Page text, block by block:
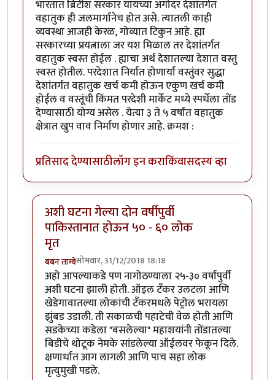
भारतात ब्रिटीश सरकार यायच्या अगोदर देशांतर्गत
वहातुक ही जलमार्गानेच होत असे. त्यातली काही
व्यवस्था आजही केरळ, गोव्यात टिकुन आहे. ह्या
सरकारच्या प्रयत्नाला जर यश मिळाल तर देशांतर्गत
वहातुक स्वस्त होईल . ह्याचा अर्थ देशातल्या देशात वस्तु
स्वस्त होतील. परदेशात निर्यात होणार्या वस्तुंवर सुद्धा
देशांतर्गत वहातुक खर्च कमी होऊन एकुण खर्च कमी
होईल व वस्तूंची किंमत परदेशी मार्केट मध्ये स्पर्धेला तोंड
देण्यासाठी योग्य असेल . येत्या ३ ते ५ वर्षांत वहातुक
क्षेत्रात खुप वाव निर्माण होणार आहे. क्रमश :
प्रतिसाद देण्यासाठीलॉग इन कराकिंवासदस्य व्हा
अशी घटना गेल्या दोन वर्षीपुर्वी
पाकिस्तानात होऊन ५० - ६० लोक
मृत
बबन ताम्बेसोमवार, 31/12/2018 18:18
In reply toउपयोजकbyडँबिस००७
अहो आपल्याकडे पण नागोठण्याला २५-३० वर्षांपुर्वी
अशी घटना झाली होती. ऑइल टँकर उलटला आणि
खेडेगावातल्या लोकांची टँकरमधले पेट्रोल भरायला
झुंबड उडाली. ती सकाळची पहाटेची वेळ होती आणि
सडकेच्या कडेला "बसलेल्या" महाशयांनी तोंडातल्या
बिडीचे थोटूक नेमके सांडलेल्या ऑईलवर फेकून दिले.
क्षणार्धात आग लागली आणि पाच सहा लोक
मृत्युमुखी पडले.